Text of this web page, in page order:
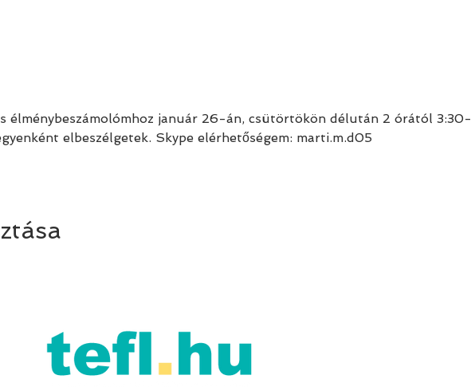
élménybeszámolómhoz január 26-án, csütörtökön délután 2 órától 3:30-
elbeszélgetek. Skype elérhetőségem: marti.m.d05